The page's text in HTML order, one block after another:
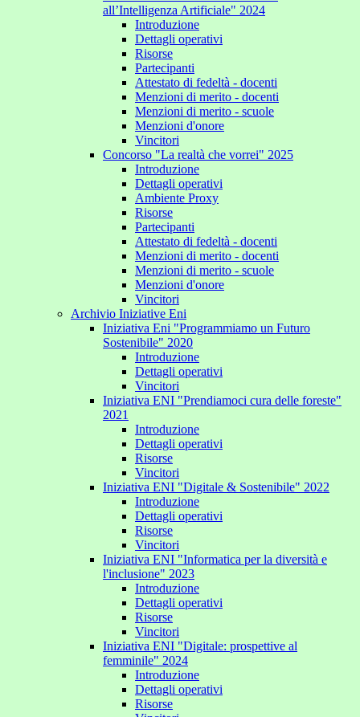
all’Intelligenza Artificiale" 2024
Introduzione
Dettagli operativi
Risorse
Partecipanti
Attestato di fedeltà - docenti
Menzioni di merito - docenti
Menzioni di merito - scuole
Menzioni d'onore
Vincitori
Concorso "La realtà che vorrei" 2025
Introduzione
Dettagli operativi
Ambiente Proxy
Risorse
Partecipanti
Attestato di fedeltà - docenti
Menzioni di merito - docenti
Menzioni di merito - scuole
Menzioni d'onore
Vincitori
Archivio Iniziative Eni
Iniziativa Eni "Programmiamo un Futuro
Sostenibile" 2020
Introduzione
Dettagli operativi
Vincitori
Iniziativa ENI "Prendiamoci cura delle foreste"
2021
Introduzione
Dettagli operativi
Risorse
Vincitori
Iniziativa ENI "Digitale & Sostenibile" 2022
Introduzione
Dettagli operativi
Risorse
Vincitori
Iniziativa ENI "Informatica per la diversità e
l'inclusione" 2023
Introduzione
Dettagli operativi
Risorse
Vincitori
Iniziativa ENI "Digitale: prospettive al
femminile" 2024
Introduzione
Dettagli operativi
Risorse